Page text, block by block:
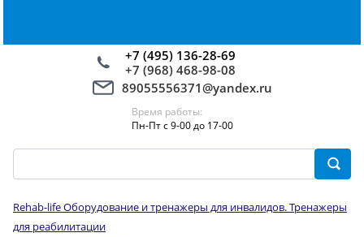
+7 (495) 136-28-69
+7 (968) 468-98-08
89055556371@yandex.ru
Время работы:
Пн-Пт с 9-00 до 17-00
Rehab-life Оборудование и тренажеры для инвалидов. Тренажеры
для реабилитации